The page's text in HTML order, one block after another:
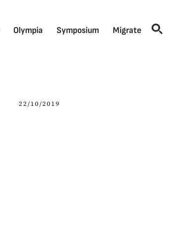
Olympia Symposium Migrate
22/10/2019